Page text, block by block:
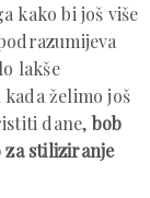
kako bi još više
lakše
želimo još
dane,bob
za stiliziranje